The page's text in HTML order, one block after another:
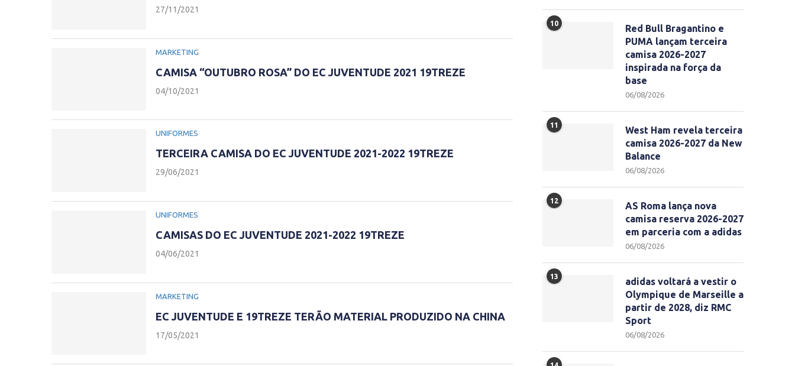
27/11/2021
MARKETING
CAMISA “OUTUBRO ROSA” DO EC JUVENTUDE 2021 19TREZE
04/10/2021
UNIFORMES
TERCEIRA CAMISA DO EC JUVENTUDE 2021-2022 19TREZE
29/06/2021
UNIFORMES
CAMISAS DO EC JUVENTUDE 2021-2022 19TREZE
04/06/2021
MARKETING
EC JUVENTUDE E 19TREZE TERÃO MATERIAL PRODUZIDO NA CHINA
17/05/2021
10
Red Bull Bragantino e
PUMA lançam terceira
camisa 2026-2027
inspirada na força da
base
06/08/2026
11
West Ham revela terceira
camisa 2026-2027 da New
Balance
06/08/2026
12
AS Roma lança nova
camisa reserva 2026-2027
em parceria com a adidas
06/08/2026
13
adidas voltará a vestir o
Olympique de Marseille a
partir de 2028, diz RMC
Sport
06/08/2026